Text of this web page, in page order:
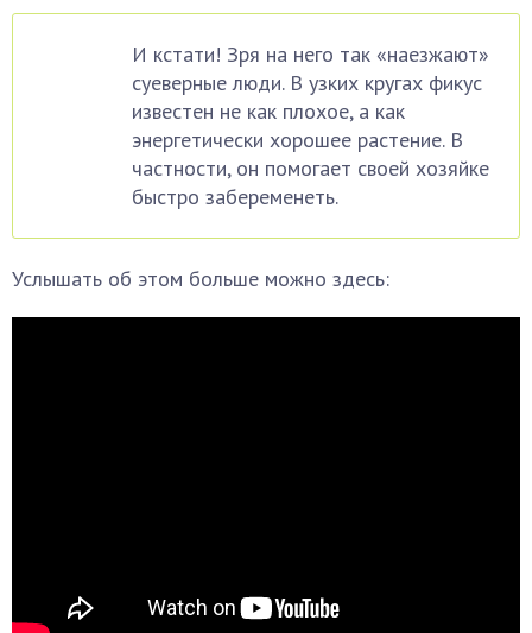
И кстати! Зря на него так «наезжают»
суеверные люди. В узких кругах фикус
известен не как плохое, а как
энергетически хорошее растение. В
частности, он помогает своей хозяйке
быстро забеременеть.
Услышать об этом больше можно здесь: